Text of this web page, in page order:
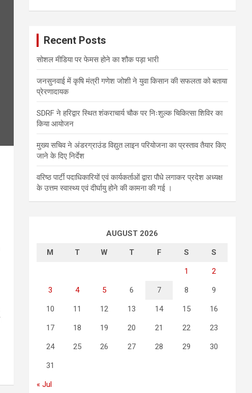
Recent Posts
सोशल मीडिया पर फेमस होने का शौक पड़ा भारी
जनसुनवाई में कृषि मंत्री गणेश जोशी ने युवा किसान की सफलता को बताया
प्रेरणादायक
SDRF ने हरिद्वार स्थित शंकराचार्य चौक पर निःशुल्क चिकित्सा शिविर का
किया आयोजन
मुख्य सचिव ने अंडरग्राउंड विद्युत लाइन परियोजना का प्रस्ताव तैयार किए
जाने के दिए निर्देश
वरिष्ठ पार्टी पदाधिकारियों एवं कार्यकर्ताओं द्वारा पौधे लगाकर प्रदेश अध्यक्ष
के उत्तम स्वास्थ्य एवं दीर्घायु होने की कामना की गई ।
AUGUST 2026
M T W T F S S
1 2
3 4 5 6 7 8 9
10 11 12 13 14 15 16
17 18 19 20 21 22 23
24 25 26 27 28 29 30
31
« Jul